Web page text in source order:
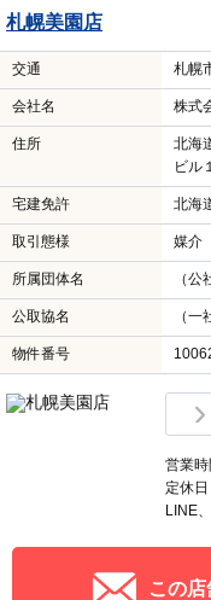
札幌美園店
交通 札幌
会社名 株式
住所
北海
ビル
宅建免許 北海
取引態様 媒介
所属団体名 （
公取協名 （
物件番号
営業
定休
LINE
この店